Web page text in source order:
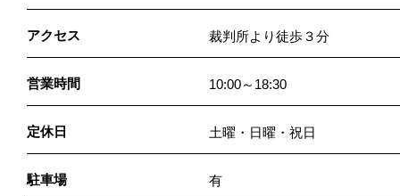
アクセス 裁判所より徒歩３分
営業時間 10:00～18:30
定休日 土曜・日曜・祝日
駐車場 有